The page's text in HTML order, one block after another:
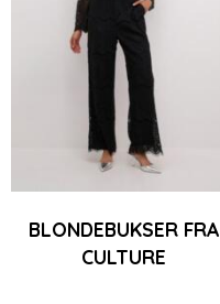
BLONDEBUKSER FRA
CULTURE